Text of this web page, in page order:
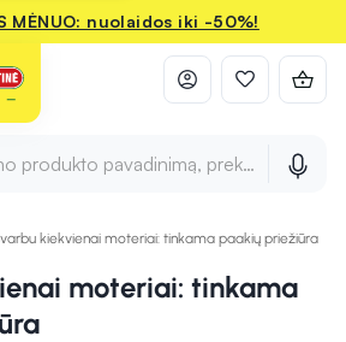
MĖNUO: nuolaidos iki -50%!
produkto pavadinimą, prekės ženklą ir
kiekvienai moteriai: tinkama paakių priežiūra
moteriai: tinkama